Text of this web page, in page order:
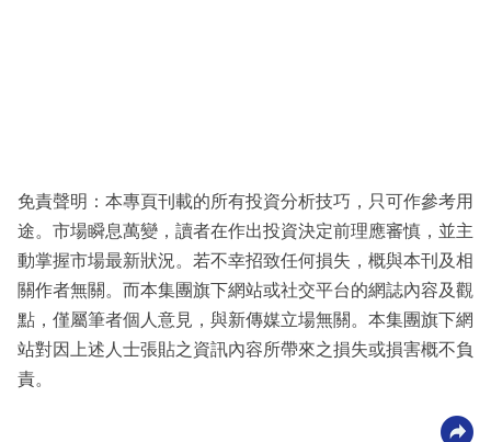
免責聲明：本專頁刊載的所有投資分析技巧，只可作參考用
途。市場瞬息萬變，讀者在作出投資決定前理應審慎，並主
動掌握市場最新狀況。若不幸招致任何損失，概與本刊及相
關作者無關。而本集團旗下網站或社交平台的網誌內容及觀
點，僅屬筆者個人意見，與新傳媒立場無關。本集團旗下網
站對因上述人士張貼之資訊內容所帶來之損失或損害概不負
責。